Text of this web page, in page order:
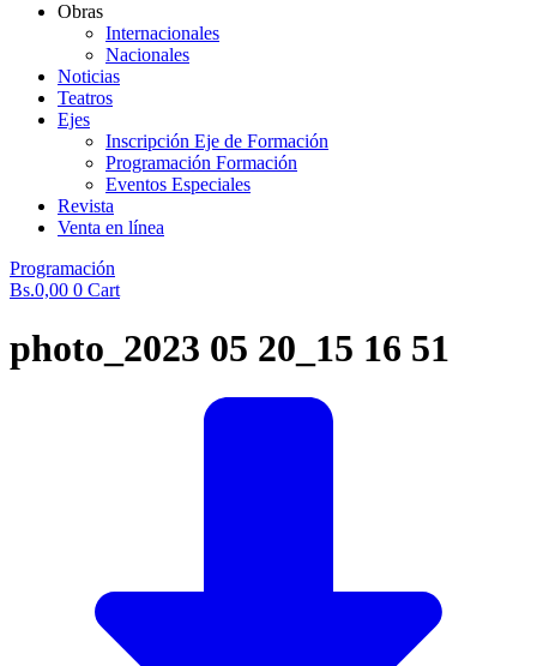
Obras
Internacionales
Nacionales
Noticias
Teatros
Ejes
Inscripción Eje de Formación
Programación Formación
Eventos Especiales
Revista
Venta en línea
Programación
Bs.0,00 0 Cart
photo_2023 05 20_15 16 51